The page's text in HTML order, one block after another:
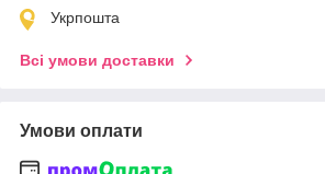
Укрпошта
Всі умови доставки
Умови оплати